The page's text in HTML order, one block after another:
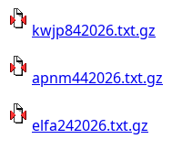
kwjp842026.txt.gz
apnm442026.txt.gz
elfa242026.txt.gz